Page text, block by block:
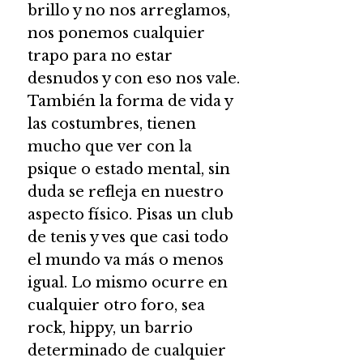
brillo y no nos arreglamos,
nos ponemos cualquier
trapo para no estar
desnudos y con eso nos vale.
También la forma de vida y
las costumbres, tienen
mucho que ver con la
psique o estado mental, sin
duda se refleja en nuestro
aspecto físico. Pisas un club
de tenis y ves que casi todo
el mundo va más o menos
igual. Lo mismo ocurre en
cualquier otro foro, sea
rock, hippy, un barrio
determinado de cualquier